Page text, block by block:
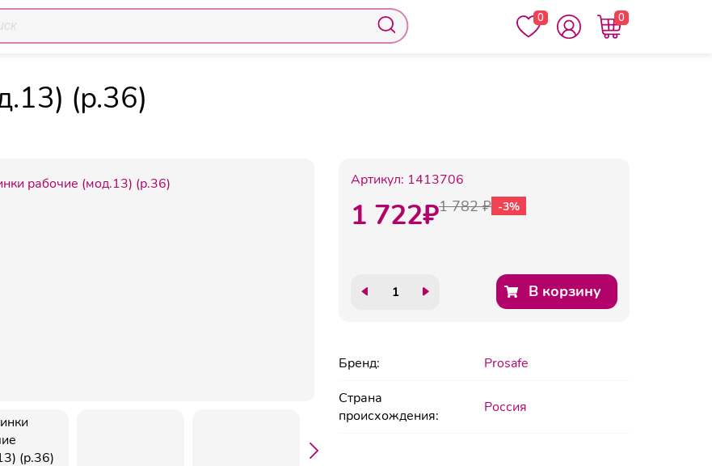
0 0
обувь Ботинки рабочие (мод.13) (р.36)
(р.36)
Артикул: 1413706
1 722₽1 782 ₽ -3%
В корзину
Бренд:
Prosafe
Страна
происхождения:
Россия